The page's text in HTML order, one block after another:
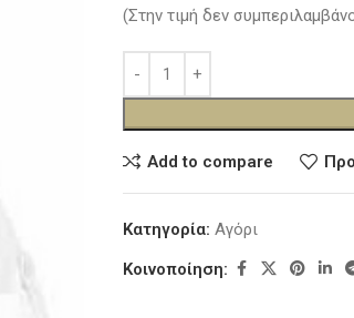
(Στην τιμή δεν
Add to compare
Κατηγορία: Αγόρι
Κοινοποίηση: